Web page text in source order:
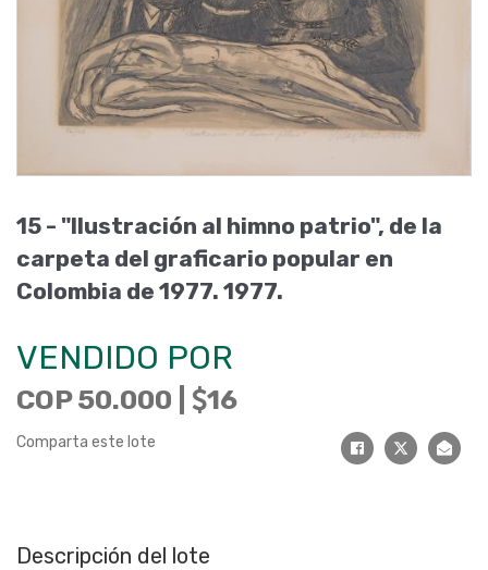
15 - "Ilustración al himno patrio", de la
carpeta del graficario popular en
Colombia de 1977. 1977.
VENDIDO POR
COP 50.000 | 16
Comparta este lote
Descripción del lote